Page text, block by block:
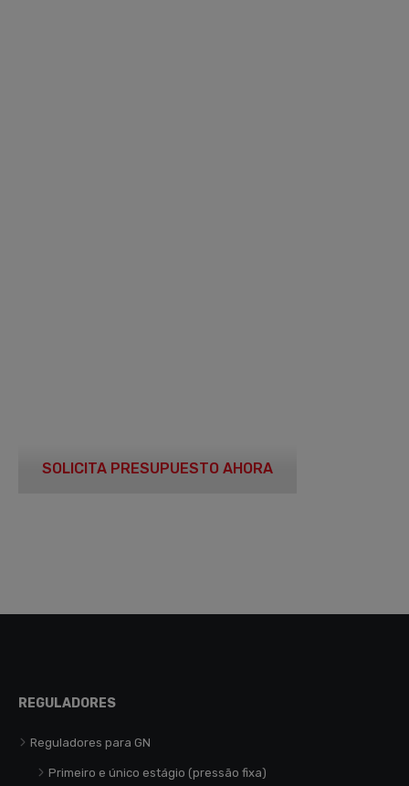
SOLICITA PRESUPUESTO AHORA
REGULADORES
Reguladores para GN
Primeiro e único estágio (pressão fixa)